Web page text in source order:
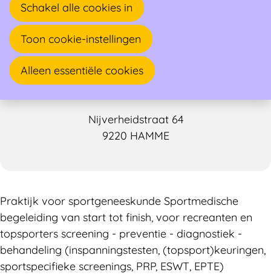
Kris Peeters
Nijverheidstraat 64
9220 HAMME
Praktijk voor sportgeneeskunde Sportmedische
begeleiding van start tot finish, voor recreanten en
topsporters screening - preventie - diagnostiek -
behandeling (inspanningstesten, (topsport)keuringen,
sportspecifieke screenings, PRP, ESWT, EPTE)
Schakel alle cookies in
Toon cookie-instellingen
Alleen essentiële cookies